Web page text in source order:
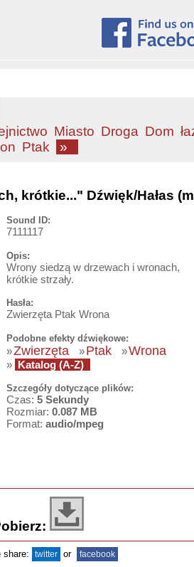
Miasto Droga Dom
Ptak »
krótkie..." Dźwięk/Hałas
Sound ID:
7111117
Opis:
Wrony siedzą w drzewach i wronach,
krótkie strzały.
Hasła:
Zwierzęta Ptak Wrona
Podobne efekty dźwiękowe:
»Zwierzęta »Ptak »Wrona
» Katalog (A-Z)
Szczegóły dotyczące plików:
Czas: 5 Sekundy
Rozmiar: 0.087 MB
Format: audio/mpeg
share: twitter or facebook